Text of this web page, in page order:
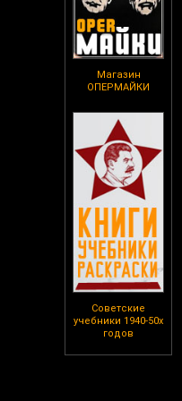
Магазин
ОПЕРМАЙКИ
Советские
учебники 1940-50х
годов